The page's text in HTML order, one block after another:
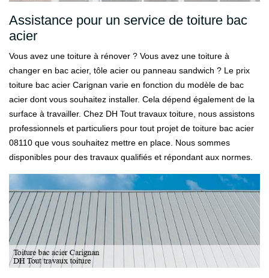
Assistance pour un service de toiture bac
acier
Vous avez une toiture à rénover ? Vous avez une toiture à
changer en bac acier, tôle acier ou panneau sandwich ? Le prix
toiture bac acier Carignan varie en fonction du modèle de bac
acier dont vous souhaitez installer. Cela dépend également de la
surface à travailler. Chez DH Tout travaux toiture, nous assistons
professionnels et particuliers pour tout projet de toiture bac acier
08110 que vous souhaitez mettre en place. Nous sommes
disponibles pour des travaux qualifiés et répondant aux normes.